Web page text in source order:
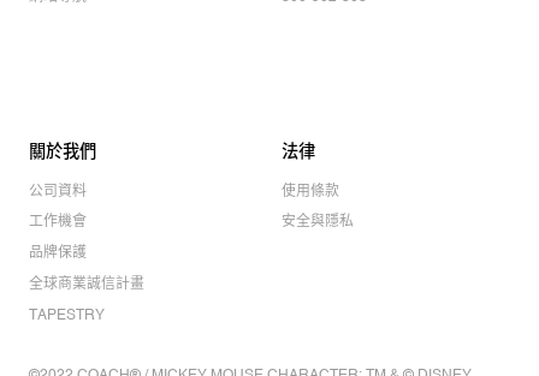
關於我們
公司資料
工作機會
品牌保護
全球商業誠信計畫
TAPESTRY
法律
使用條款
安全與隱私